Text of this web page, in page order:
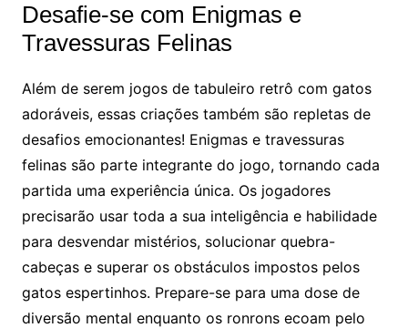
Desafie-se com Enigmas e
Travessuras Felinas
Além de serem jogos de tabuleiro retrô com gatos
adoráveis, essas criações também são repletas de
desafios emocionantes! Enigmas e travessuras
felinas são parte integrante do jogo, tornando cada
partida uma experiência única. Os jogadores
precisarão usar toda a sua inteligência e habilidade
para desvendar mistérios, solucionar quebra-
cabeças e superar os obstáculos impostos pelos
gatos espertinhos. Prepare-se para uma dose de
diversão mental enquanto os ronrons ecoam pelo